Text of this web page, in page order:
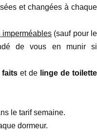
et changées à chaque
imperméables (sauf pour le
de vous en munir si
faits et de linge de toilette
le tarif semaine.
dormeur.